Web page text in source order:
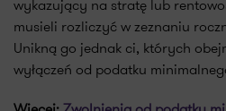
wykazujący na stratę lub
musieli rozliczyć w zeznaniu
Unikną go jednak ci, których
wyłączeń od podatku